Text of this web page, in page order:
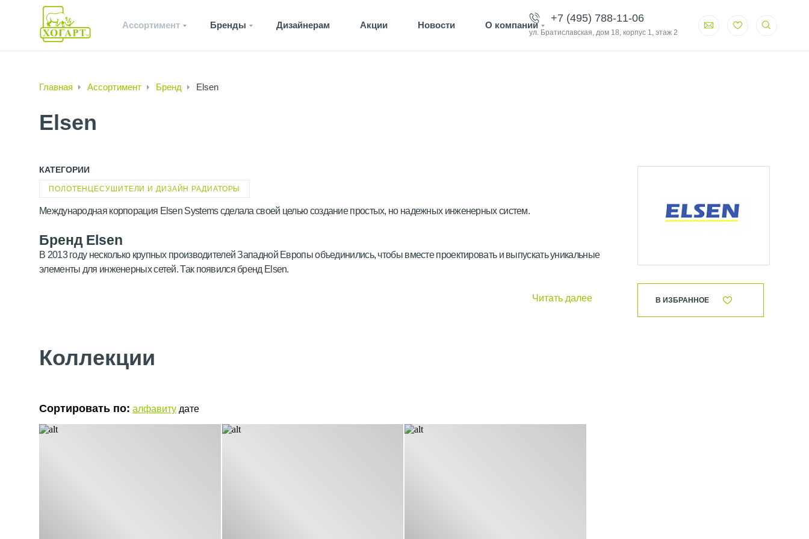
Ассортимент Бренды Дизайнерам Акции Новости О компании
+7 (495) 788-11-06
ул. Братиславская, дом 18, корпус 1, этаж 2
Главная Ассортимент Бренд Elsen
Elsen
КАТЕГОРИИ
ПОЛОТЕНЦЕСУШИТЕЛИ И ДИЗАЙН РАДИАТОРЫ
Международная корпорация Elsen Systems сделала своей целью создание простых, но надежных инженерных систем.
Бренд Elsen
В 2013 году несколько крупных производителей Западной Европы объединились, чтобы вместе проектировать и выпускать уникальные
элементы для инженерных сетей. Так появился бренд Elsen.
Заводы концерна расположены в разных странах: в Чехии, Германии, Италии, Польше, Швеции, Испании и др. Производство оснащено
Инженеры разрабатывают новые, адаптируют старые детали к современным требованиям. Проектируют конструкции так, чтобы
составные части были совместимы, если необходимо — взаимозаменяемы. Не нужно скрупулезно подбирать комплект по
рабочих, обеспечивает длительную надежную службу. Гарантия на разные группы изделий составляет от 10 до 30 лет при соблюдении
правил установки и использования.
Читать далее В ИЗБРАННОЕ
Коллекции
Сортировать по: алфавиту дате